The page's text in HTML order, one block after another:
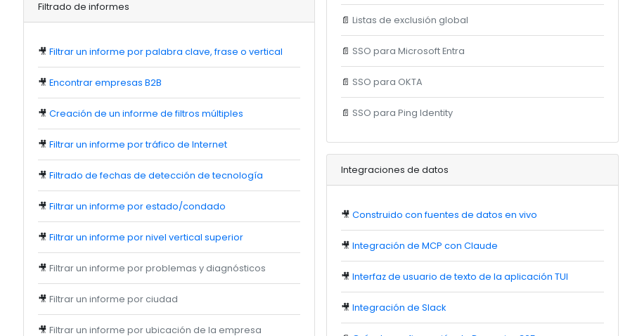
Filtrado de informes
🎥 Filtrar un informe por palabra clave, frase o vertical
🎥 Encontrar empresas B2B
🎥 Creación de un informe de filtros múltiples
🎥 Filtrar un informe por tráfico de Internet
🎥 Filtrado de fechas de detección de tecnología
🎥 Filtrar un informe por estado/condado
🎥 Filtrar un informe por nivel vertical superior
🎥 Filtrar un informe por problemas y diagnósticos
🎥 Filtrar un informe por ciudad
🎥 Filtrar un informe por ubicación de la empresa
📄Listas de exclusión global
📄 SSO para Microsoft Entra
📄 SSO para OKTA
📄 SSO para Ping Identity
Integraciones de datos
🎥Construido con fuentes de datos en vivo
🎥Integración de MCP con Claude
🎥Interfaz de usuario de texto de la aplicación TUI
🎥Integración de Slack